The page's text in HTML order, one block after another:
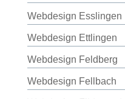
Webdesign Esslingen
Webdesign Ettlingen
Webdesign Feldberg
Webdesign Fellbach